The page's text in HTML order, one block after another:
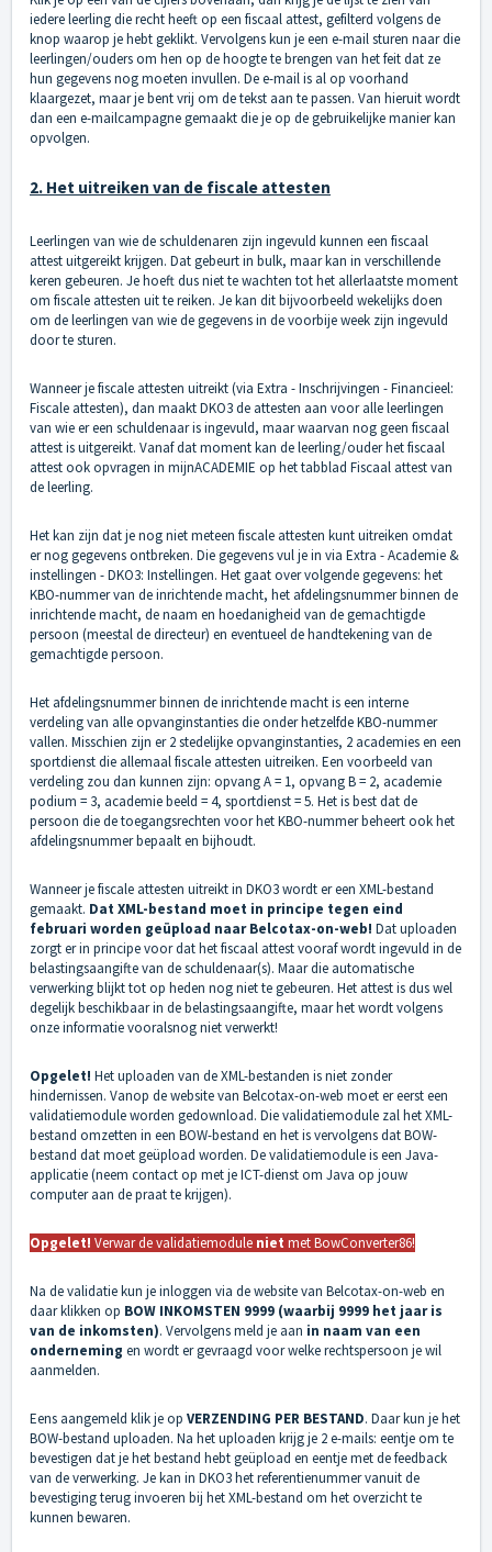
iedere leerling die recht heeft op een fiscaal attest, gefilterd volgens de
knop waarop je hebt geklikt. Vervolgens kun je een e-mail sturen naar die
leerlingen/ouders om hen op de hoogte te brengen van het feit dat ze
hun gegevens nog moeten invullen. De e-mail is al op voorhand
klaargezet, maar je bent vrij om de tekst aan te passen. Van hieruit wordt
dan een e-mailcampagne gemaakt die je op de gebruikelijke manier kan
opvolgen.
2. Het uitreiken van de fiscale attesten
Leerlingen van wie de schuldenaren zijn ingevuld kunnen een fiscaal
attest uitgereikt krijgen. Dat gebeurt in bulk, maar kan in verschillende
keren gebeuren. Je hoeft dus niet te wachten tot het allerlaatste moment
om fiscale attesten uit te reiken. Je kan dit bijvoorbeeld wekelijks doen
om de leerlingen van wie de gegevens in de voorbije week zijn ingevuld
door te sturen.
Wanneer je fiscale attesten uitreikt (via Extra - Inschrijvingen - Financieel:
Fiscale attesten), dan maakt DKO3 de attesten aan voor alle leerlingen
van wie er een schuldenaar is ingevuld, maar waarvan nog geen fiscaal
attest is uitgereikt. Vanaf dat moment kan de leerling/ouder het fiscaal
attest ook opvragen in mijnACADEMIE op het tabblad Fiscaal attest van
de leerling.
Het kan zijn dat je nog niet meteen fiscale attesten kunt uitreiken omdat
er nog gegevens ontbreken. Die gegevens vul je in via Extra - Academie &
instellingen - DKO3: Instellingen. Het gaat over volgende gegevens: het
KBO-nummer van de inrichtende macht, het afdelingsnummer binnen de
inrichtende macht, de naam en hoedanigheid van de gemachtigde
persoon (meestal de directeur) en eventueel de handtekening van de
gemachtigde persoon.
Het afdelingsnummer binnen de inrichtende macht is een interne
verdeling van alle opvanginstanties die onder hetzelfde KBO-nummer
vallen. Misschien zijn er 2 stedelijke opvanginstanties, 2 academies en een
sportdienst die allemaal fiscale attesten uitreiken. Een voorbeeld van
verdeling zou dan kunnen zijn: opvang A = 1, opvang B = 2, academie
podium = 3, academie beeld = 4, sportdienst = 5. Het is best dat de
persoon die de toegangsrechten voor het KBO-nummer beheert ook het
afdelingsnummer bepaalt en bijhoudt.
Wanneer je fiscale attesten uitreikt in DKO3 wordt er een XML-bestand
gemaakt. Dat XML-bestand moet in principe tegen eind
februari worden geüpload naar Belcotax-on-web! Dat uploaden
zorgt er in principe voor dat het fiscaal attest vooraf wordt ingevuld in de
belastingsaangifte van de schuldenaar(s). Maar die automatische
verwerking blijkt tot op heden nog niet te gebeuren. Het attest is dus wel
degelijk beschikbaar in de belastingsaangifte, maar het wordt volgens
onze informatie vooralsnog niet verwerkt!
Opgelet! Het uploaden van de XML-bestanden is niet zonder
hindernissen. Vanop de website van Belcotax-on-web moet er eerst een
validatiemodule worden gedownload. Die validatiemodule zal het XML-
bestand omzetten in een BOW-bestand en het is vervolgens dat BOW-
bestand dat moet geüpload worden. De validatiemodule is een Java-
applicatie (neem contact op met je ICT-dienst om Java op jouw
computer aan de praat te krijgen).
Opgelet! Verwar de validatiemodule niet met BowConverter86!
Na de validatie kun je inloggen via de website van Belcotax-on-web en
daar klikken op BOW INKOMSTEN 9999 (waarbij 9999 het jaar is
van de inkomsten). Vervolgens meld je aan in naam van een
onderneming en wordt er gevraagd voor welke rechtspersoon je wil
aanmelden.
Eens aangemeld klik je op VERZENDING PER BESTAND. Daar kun je het
BOW-bestand uploaden. Na het uploaden krijg je 2 e-mails: eentje om te
bevestigen dat je het bestand hebt geüpload en eentje met de feedback
van de verwerking. Je kan in DKO3 het referentienummer vanuit de
bevestiging terug invoeren bij het XML-bestand om het overzicht te
kunnen bewaren.